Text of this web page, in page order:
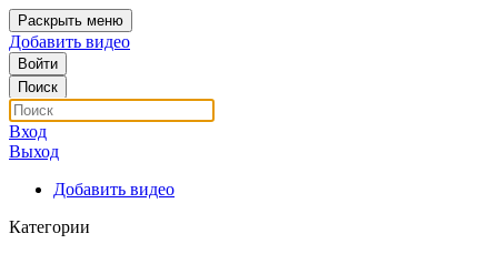
Раскрыть меню
Добавить видео
Войти
Поиск
Вход
Выход
Добавить видео
Категории